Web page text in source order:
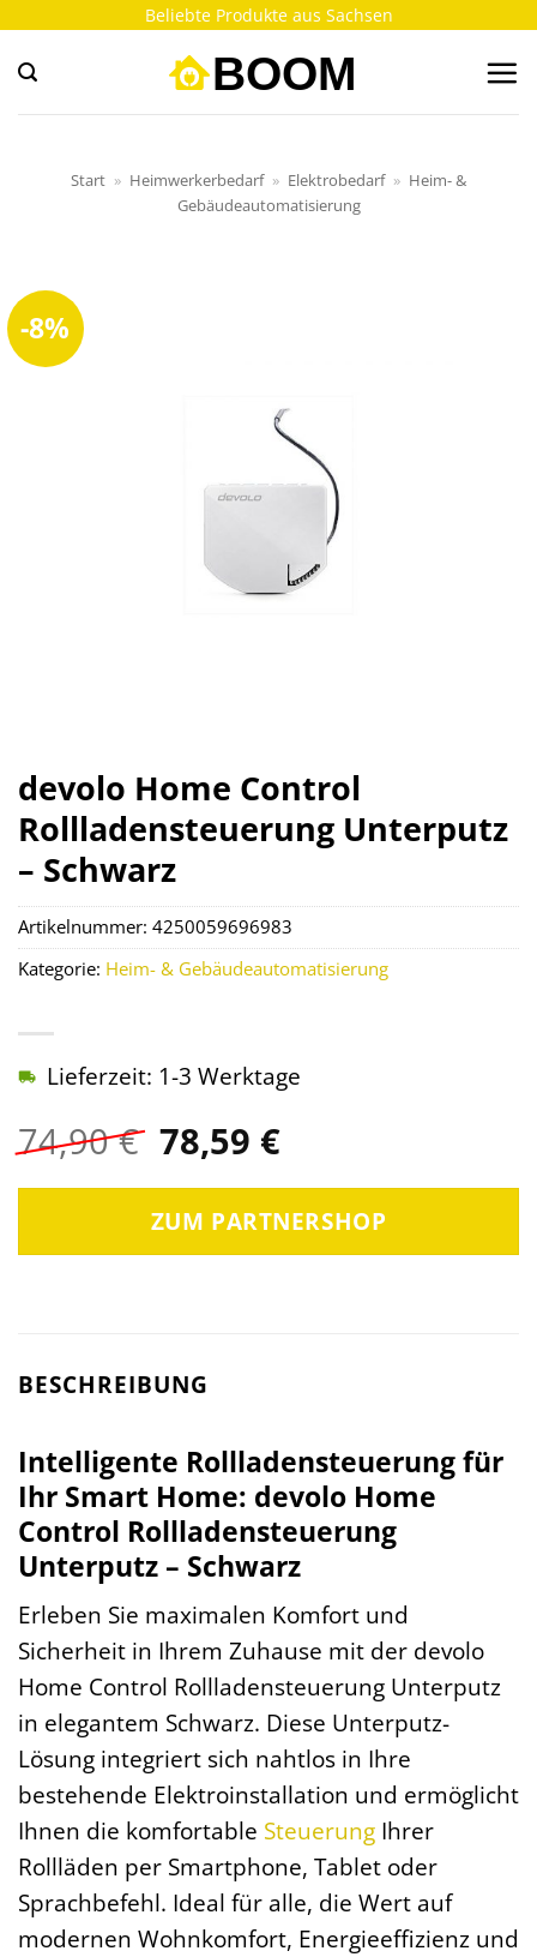
springen
Beliebte Produkte aus Sachsen
Start » Heimwerkerbedarf » Elektrobedarf » Heim- &
Gebäudeautomatisierung
-8%
devolo Home Control
Rollladensteuerung Unterputz
– Schwarz
74,90€ Ursprünglicher
Preis
war:
74,90 €
78,59 €Aktueller
ist:
78,59 €.
Lieferzeit: 1-3 Werktage
ZUM PARTNERSHOP
Artikelnummer: 4250059696983
Kategorie: Heim- & Gebäudeautomatisierung
BESCHREIBUNG
Intelligente Rollladensteuerung für
Ihr Smart Home: devolo Home
Control Rollladensteuerung
Unterputz – Schwarz
Erleben Sie maximalen Komfort und
Sicherheit in Ihrem Zuhause mit der devolo
Home Control Rollladensteuerung Unterputz
in elegantem Schwarz. Diese Unterputz-
Lösung integriert sich nahtlos in Ihre
bestehende Elektroinstallation und ermöglicht
Ihnen die komfortable Steuerung Ihrer
Rollläden per Smartphone, Tablet oder
Sprachbefehl. Ideal für alle, die Wert auf
modernen Wohnkomfort, Energieeffizienz und